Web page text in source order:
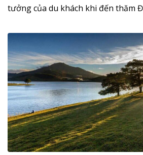
tưởng của du khách khi đến thăm